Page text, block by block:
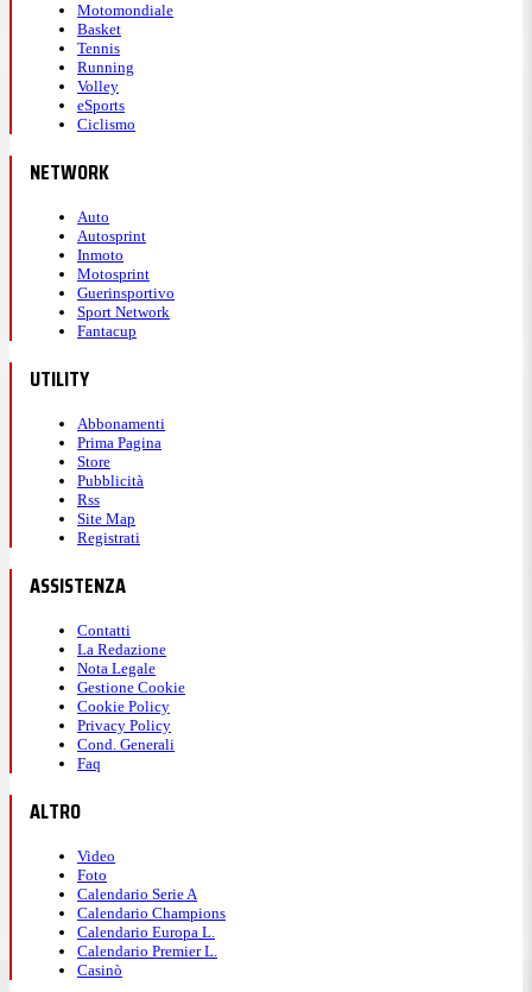
Motomondiale
Basket
Tennis
Running
Volley
eSports
Ciclismo
NETWORK
Auto
Autosprint
Inmoto
Motosprint
Guerinsportivo
Sport Network
Fantacup
UTILITY
Abbonamenti
Prima Pagina
Store
Pubblicità
Rss
Site Map
Registrati
ASSISTENZA
Contatti
La Redazione
Nota Legale
Gestione Cookie
Cookie Policy
Privacy Policy
Cond. Generali
Faq
ALTRO
Video
Foto
Calendario Serie A
Calendario Champions
Calendario Europa L.
Calendario Premier L.
Casinò